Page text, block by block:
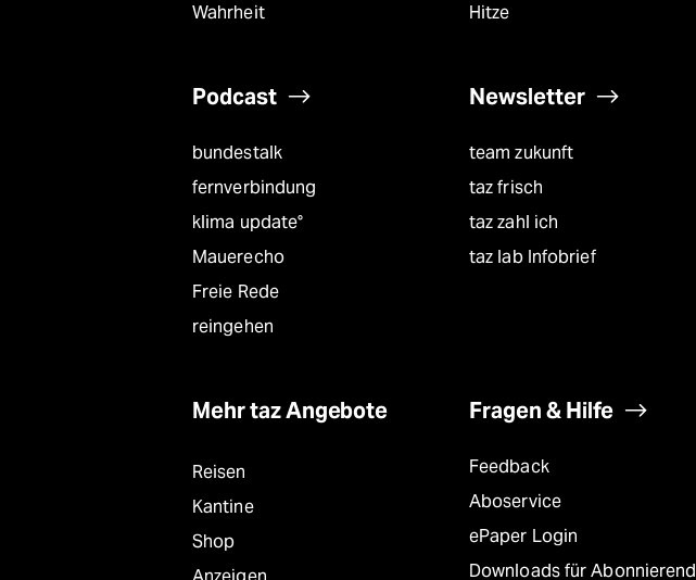
Wahrheit
Hitze
Podcast
bundestalk
fernverbindung
klima update°
Mauerecho
Freie Rede
reingehen
Newsletter
team zukunft
taz frisch
taz zahl ich
taz lab Infobrief
Mehr taz Angebote
Reisen
Kantine
Shop
Fragen & Hilfe
Feedback
Aboservice
ePaper Login
Downloads für